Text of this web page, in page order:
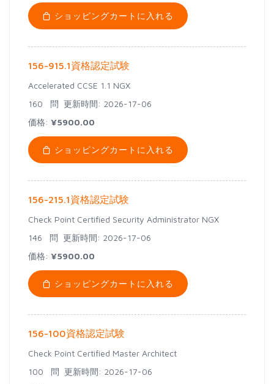
ショッピングカートに入れる
156-915.1資格認定試験
Accelerated CCSE 1.1 NGX
160 問 更新時間: 2026-17-06
価格: ¥5900.00
ショッピングカートに入れる
156-215.1資格認定試験
Check Point Certified Security Administrator NGX
146 問 更新時間: 2026-17-06
価格: ¥5900.00
ショッピングカートに入れる
156-100資格認定試験
Check Point Certified Master Architect
100 問 更新時間: 2026-17-06